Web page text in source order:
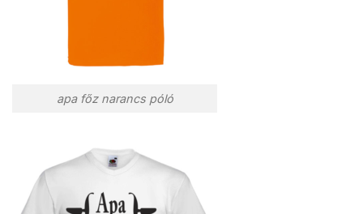
apa főz narancs póló